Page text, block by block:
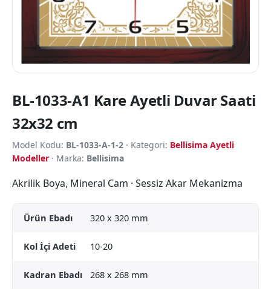
BL-1033-A1 Kare Ayetli Duvar Saati
32x32 cm
Model Kodu: BL-1033-A-1-2 · Kategori: Bellisima Ayetli
Modeller · Marka: Bellisima
Akrilik Boya, Mineral Cam · Sessiz Akar Mekanizma
Ürün Ebadı 320 x 320 mm
Kol İçi Adeti 10-20
Kadran Ebadı 268 x 268 mm